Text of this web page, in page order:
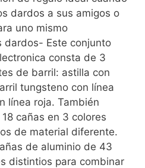
dardos a sus amigos o
uno mismo
dardos- Este conjunto
consta de 3
de barril: astilla con
tungsteno con línea
línea roja. También
cañas en 3 colores
de material diferente.
de aluminio de 43
distintios para combinar